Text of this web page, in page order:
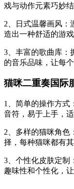
戏与动作元素巧妙
2、日式温馨画风：
造出一种舒适的游
3、丰富的歌曲库：
的音乐品味，让每
猫咪二重奏国际
1、简单的操作方式
音符，易于上手，
2、多样的猫咪角色
择，每种猫咪都有
3、个性化皮肤定制
趣味性和个性化，